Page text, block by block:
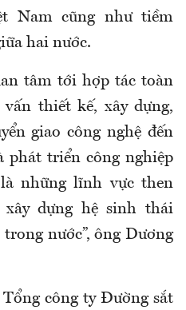
Nam cũng như tiềm
hai nước.
tâm tới hợp tác toàn
thiết kế, xây dựng,
giao công nghệ đến
phát triển công nghiệp
những lĩnh vực then
dựng hệ sinh thái
nước”, ông Dương
công ty Đường sắt